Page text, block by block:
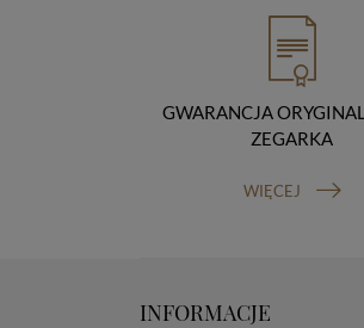
GWARANCJA
ZEGARKA
WIĘCEJ
INFORMACJE